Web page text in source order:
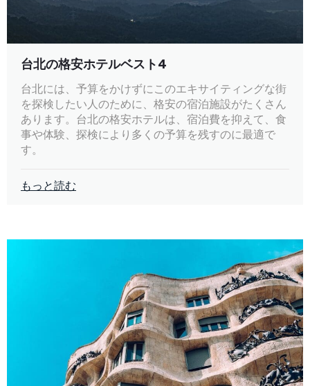
台北の格安ホテルベスト4
台北には、予算をかけずにこのエキサイティングな街
を探検したい人のために、格安の宿泊施設がたくさん
あります。台北の格安ホテルは、宿泊費を抑えて、食
事や体験、探検により多くの予算を残すのに最適で
す。
もっと読む